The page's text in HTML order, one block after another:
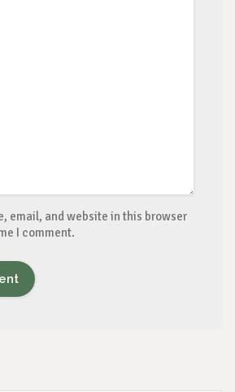
email, and website in this browser
I comment.